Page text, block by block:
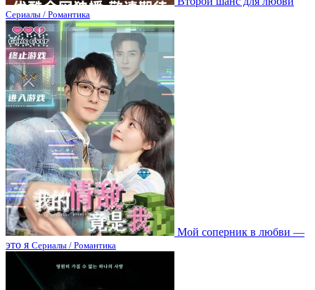
Сериалы / Романтика
Мой соперник в любви —
это я Сериалы / Романтика